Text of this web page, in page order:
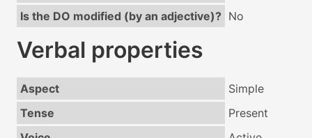
Is the DO modified (by an adjective)? No
Verbal properties
Aspect
Simple
Tense
Present